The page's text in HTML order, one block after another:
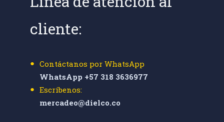
cliente:
Contáctanos por WhatsApp
WhatsApp +57 318 3636977
Escríbenos:
mercadeo@dielco.co